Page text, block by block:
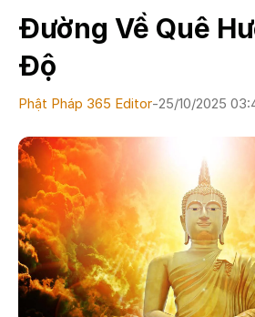
Đường Về Quê
Độ
Phật Pháp 365 Editor-25/10/2025